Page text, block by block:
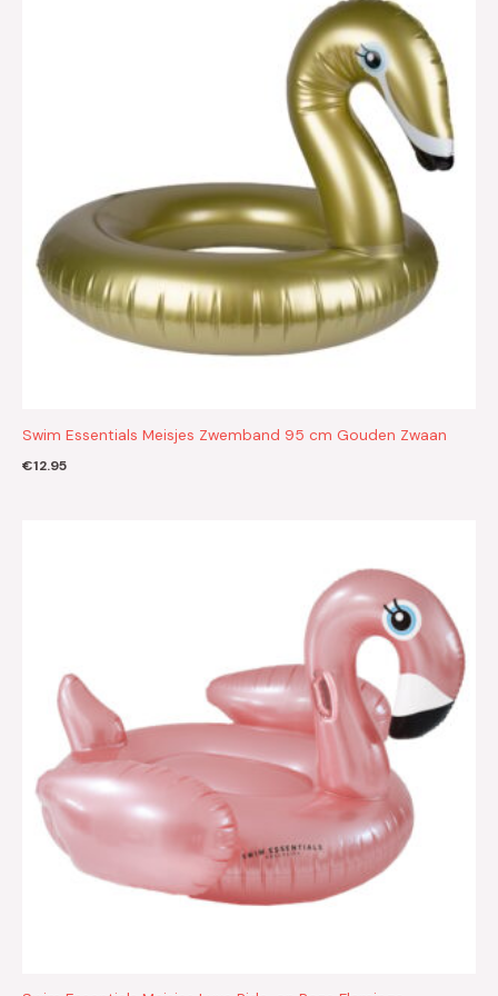
Swim Essentials Meisjes Zwemband 95 cm Gouden Zwaan
€12.95